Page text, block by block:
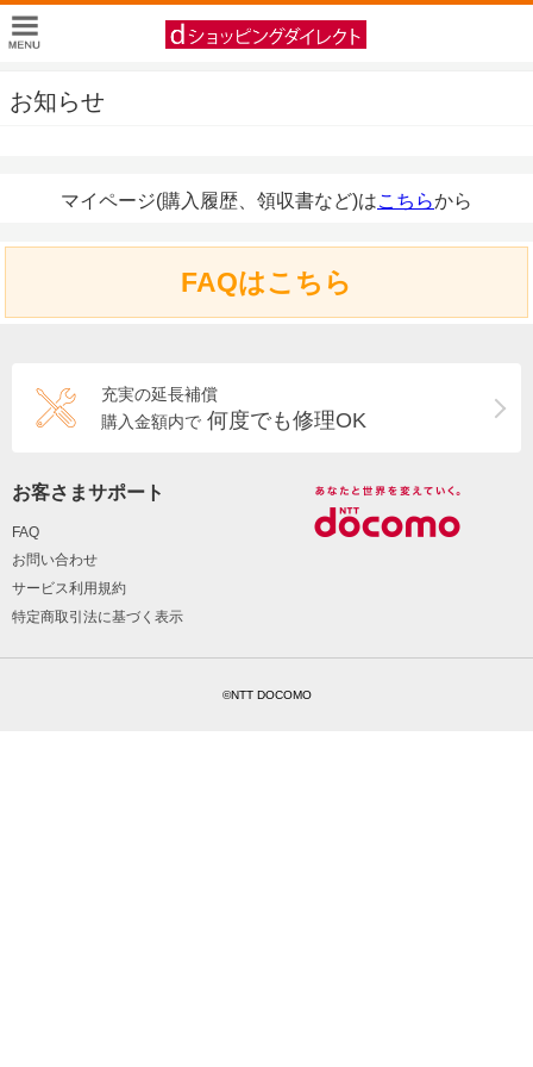
お知らせ
マイページ(購入履歴、領収書など)はこちらから
FAQはこちら
充実の延長補償
購入金額内で 何度でも修理OK
お客さまサポート
FAQ
お問い合わせ
サービス利用規約
特定商取引法に基づく表示
©NTT DOCOMO